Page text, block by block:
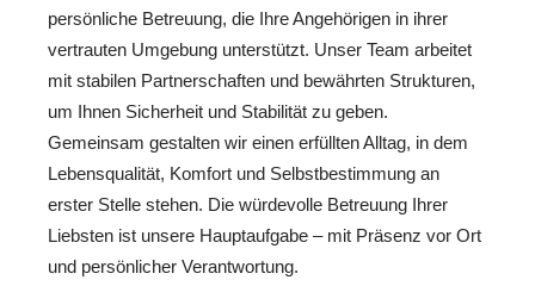
persönliche Betreuung, die Ihre Angehörigen in ihrer
vertrauten Umgebung unterstützt. Unser Team arbeitet
mit stabilen Partnerschaften und bewährten Strukturen,
um Ihnen Sicherheit und Stabilität zu geben.
Gemeinsam gestalten wir einen erfüllten Alltag, in dem
Lebensqualität, Komfort und Selbstbestimmung an
erster Stelle stehen. Die würdevolle Betreuung Ihrer
Liebsten ist unsere Hauptaufgabe – mit Präsenz vor Ort
und persönlicher Verantwortung.